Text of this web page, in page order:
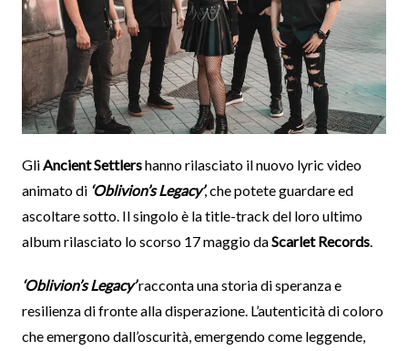
Gli Ancient Settlershanno rilasciato il nuovo lyric video
animato di ‘Oblivion’s Legacy’, che potete guardare ed
ascoltare sotto. Il singolo è la title-track del loro ultimo
album rilasciato lo scorso 17 maggio daScarlet Records.
‘Oblivion’s Legacy’racconta una storia di speranza e
resilienza di fronte alla disperazione. L’autenticità di coloro
che emergono dall’oscurità, emergendo come leggende,